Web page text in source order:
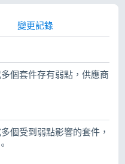
變更記錄
個套件存有弱點，供應商
個受到弱點影響的套件，